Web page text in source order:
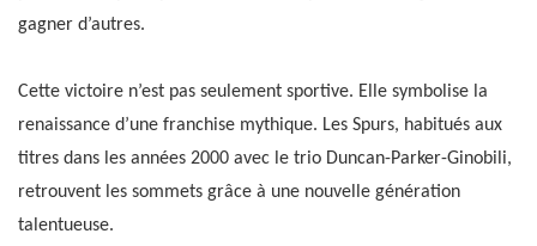
gagner d’autres.
Cette victoire n’est pas seulement sportive. Elle symbolise la
renaissance d’une franchise mythique. Les Spurs, habitués aux
titres dans les années 2000 avec le trio Duncan-Parker-Ginobili,
retrouvent les sommets grâce à une nouvelle génération
talentueuse.